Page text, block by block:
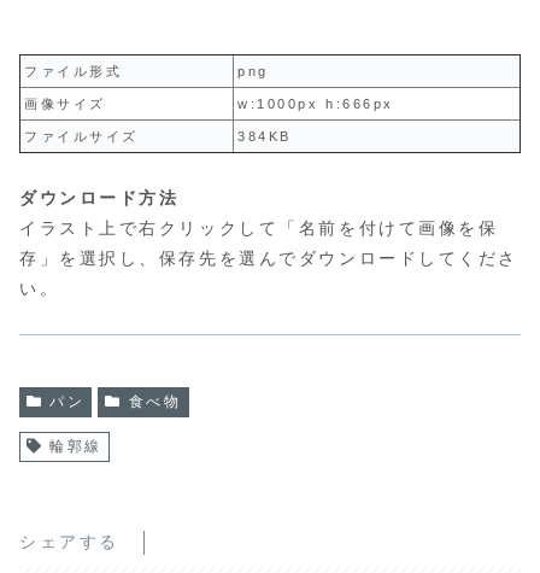
ファイル形式 png
画像サイズ w:1000px h:666px
ファイルサイズ 384KB
ダウンロード方法
イラスト上で右クリックして「名前を付けて画像を保
存」を選択し、保存先を選んでダウンロードしてくださ
い。
パン 食べ物
輪郭線
シェアする